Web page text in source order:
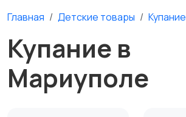
Главная Детские товары Купание
Купание в
Мариуполе